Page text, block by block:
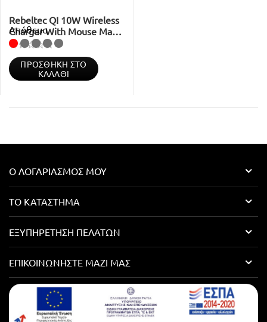
Rebeltec QI 10W Wireless
Charger With Mouse Mad
W400 High Speed Black
Απόθεμα
ΠΡΟΣΘΉΚΗ ΣΤΟ
ΚΑΛΆΘΙ
Ο ΛΟΓΑΡΙΑΣΜΌΣ ΜΟΥ
ΤΟ ΚΑΤΆΣΤΗΜΑ
ΕΞΥΠΗΡΈΤΗΣΗ ΠΕΛΑΤΏΝ
ΕΠΙΚΟΙΝΩΝΉΣΤΕ ΜΑΖΊ ΜΑΣ